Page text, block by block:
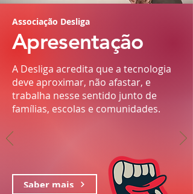
Associação Desliga
Apresentação
A Desliga acredita que a tecnologia
deve aproximar, não afastar, e
trabalha nesse sentido junto de
famílias, escolas e comunidades.
Saber mais